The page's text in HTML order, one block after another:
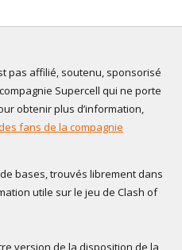
pas affilié, soutenu, sponsorisé
Supercell qui ne porte
obtenir plus d’information,
fans de la compagnie
bases, trouvés librement dans
utile sur le jeu de Clash of
version de la disposition de la